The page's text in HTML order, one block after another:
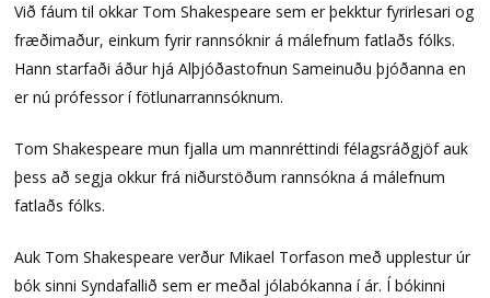
Við fáum til okkar Tom Shakespeare sem er þekktur fyrirlesari og
fræðimaður, einkum fyrir rannsóknir á málefnum fatlaðs fólks.
Hann starfaði áður hjá Alþjóðastofnun Sameinuðu þjóðanna en
er nú prófessor í fötlunarrannsóknum.
Tom Shakespeare mun fjalla um mannréttindi félagsráðgjöf auk
þess að segja okkur frá niðurstöðum rannsókna á málefnum
fatlaðs fólks.
Auk Tom Shakespeare verður Mikael Torfason með upplestur úr
bók sinni Syndafallið sem er meðal jólabókanna í ár. Í bókinni